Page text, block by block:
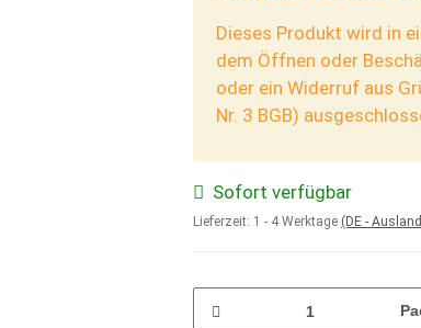
Dieses Produkt wird in
dem Öffnen oder
oder ein Widerruf aus
Nr. 3 BGB)
Sofort verfügbar
Lieferzeit: 1 - 4 Werktage (DE -